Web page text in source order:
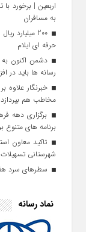
به مسافران
200
حرفه‌ ای ایلام
دشمن اکنون
رسانه‌ ها باید در
خبرنگار علاوه
مخاطب هم بپردازد
برگزاری دهه
برنامه‌ های متنوع
تاکید معاون
شهرستانی تسهیلات
سطرهای سرد
نماد رسانه